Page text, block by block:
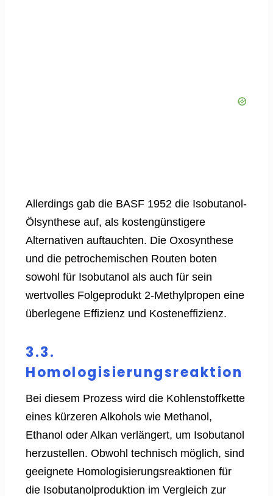
Allerdings gab die BASF 1952 die Isobutanol-
Ölsynthese auf, als kostengünstigere
Alternativen auftauchten. Die Oxosynthese
und die petrochemischen Routen boten
sowohl für Isobutanol als auch für sein
wertvolles Folgeprodukt 2-Methylpropen eine
überlegene Effizienz und Kosteneffizienz.
3.3.
Homologisierungsreaktion
Bei diesem Prozess wird die Kohlenstoffkette
eines kürzeren Alkohols wie Methanol,
Ethanol oder Alkan verlängert, um Isobutanol
herzustellen. Obwohl technisch möglich, sind
geeignete Homologisierungsreaktionen für
die Isobutanolproduktion im Vergleich zur